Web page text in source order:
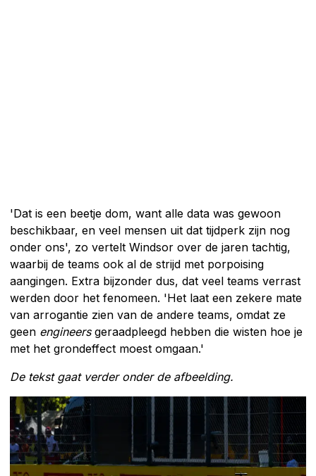
'Dat is een beetje dom, want alle data was gewoon
beschikbaar, en veel mensen uit dat tijdperk zijn nog
onder ons', zo vertelt Windsor over de jaren tachtig,
waarbij de teams ook al de strijd met porpoising
aangingen. Extra bijzonder dus, dat veel teams verrast
werden door het fenomeen. 'Het laat een zekere mate
van arrogantie zien van de andere teams, omdat ze
geen engineersgeraadpleegd hebben die wisten hoe je
met het grondeffect moest omgaan.'
De tekst gaat verder onder de afbeelding.